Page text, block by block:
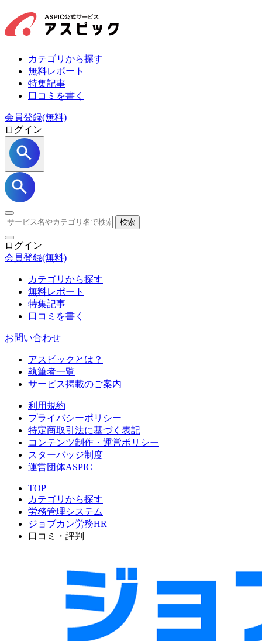
カテゴリから探す
無料レポート
特集記事
口コミを書く
会員登録(無料)
ログイン
検索
ログイン
会員登録(無料)
カテゴリから探す
無料レポート
特集記事
口コミを書く
お問い合わせ
アスピックとは？
執筆者一覧
サービス掲載のご案内
利用規約
プライバシーポリシー
特定商取引法に基づく表記
コンテンツ制作・運営ポリシー
スターバッジ制度
運営団体ASPIC
TOP
カテゴリから探す
労務管理システム
ジョブカン労務HR
口コミ・評判